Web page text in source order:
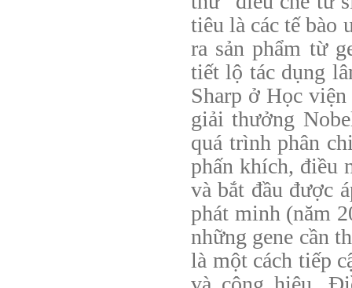
tiêu là các tế bào
ra sản phẩm từ
tiết lộ tác dụng
Sharp ở Học
giải thưởng
quá trình phân
phấn khích, điều
và bắt đầu được
phát minh (năm
những gene cần
là một cách tiếp